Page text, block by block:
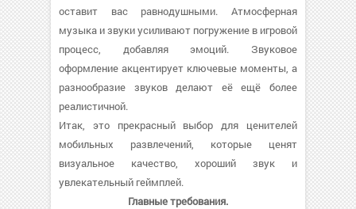
оставит вас равнодушными. Атмосферная
музыка и звуки усиливают погружение в игровой
процесс, добавляя эмоций. Звуковое
оформление акцентирует ключевые моменты, а
разнообразие звуков делают её ещё более
реалистичной.
Итак, это прекрасный выбор для ценителей
мобильных развлечений, которые ценят
визуальное качество, хороший звук и
увлекательный геймплей.
Главные требования.